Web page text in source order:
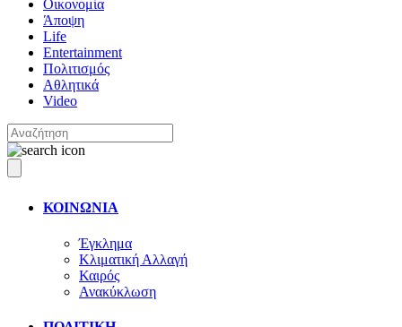
Οικονομία
Άποψη
Life
Entertainment
Πολιτισμός
Αθλητικά
Video
ΚΟΙΝΩΝΙΑ
Έγκλημα
Κλιματική Αλλαγή
Καιρός
Ανακύκλωση